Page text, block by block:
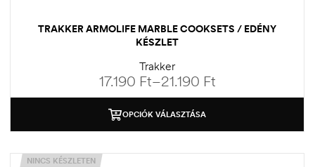
TRAKKER ARMOLIFE MARBLE COOKSETS / EDÉNY
KÉSZLET
Trakker
17.190 Ft–21.190 Ft
OPCIÓK VÁLASZTÁSA
NINCS KÉSZLETEN